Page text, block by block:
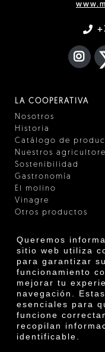
Queremos
sitio web utiliza
para garantizar su
funcionamiento
mejorar tu
navegación.
esenciales para
funcione
recopilan
identificable.
LA COOPERATIVA
Nosotros
Historia
Catálogo de
Nuestros
Sostenibilidad
Gastronomía
El molino
Vinagre
Otros productos
Premios
Innovación